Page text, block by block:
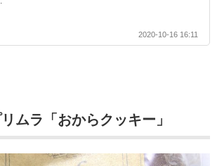
2020-10-16 16:11
ムラ「おからクッキー」